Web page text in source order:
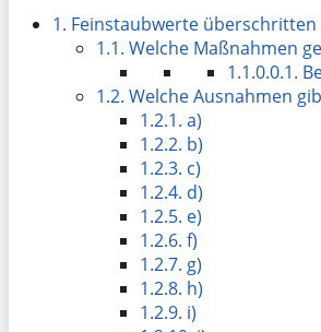
1. Feinstaubwerte überschritten
1.1. Welche Maßnahmen
1.1.0.0.1.
1.2. Welche Ausnahmen
1.2.1. a)
1.2.2. b)
1.2.3. c)
1.2.4. d)
1.2.5. e)
1.2.6. f)
1.2.7. g)
1.2.8. h)
1.2.9. i)